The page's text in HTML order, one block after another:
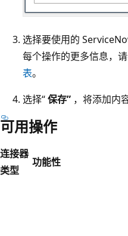
选择要使用的
每个操作的更多信息，
表。
选择“保存” ，将添加内
可用操作
连接器
类型
功能性